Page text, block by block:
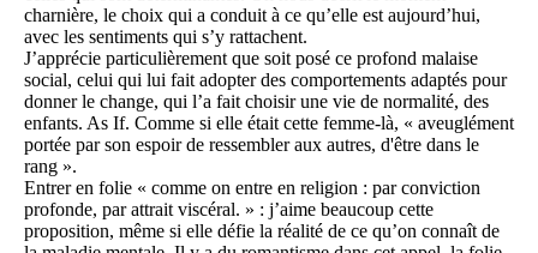
charnière, le choix qui a conduit à ce qu’elle est aujourd’hui,
avec les sentiments qui s’y rattachent.
J’apprécie particulièrement que soit posé ce profond malaise
social, celui qui lui fait adopter des comportements adaptés pour
donner le change, qui l’a fait choisir une vie de normalité, des
enfants. As If. Comme si elle était cette femme-là, « aveuglément
portée par son espoir de ressembler aux autres, d'être dans le
rang ».
Entrer en folie « comme on entre en religion : par conviction
profonde, par attrait viscéral. » : j’aime beaucoup cette
proposition, même si elle défie la réalité de ce qu’on connaît de